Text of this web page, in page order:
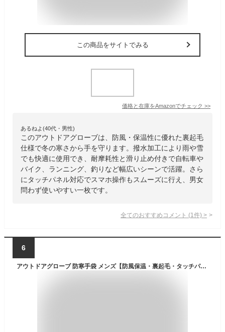
この商品をサイトでみる
価格と在庫をAmazonでチェック >>
あるねよ(40代・男性)
このアウトドアグローブは、防風・保温性に優れた裏起毛
仕様で冬の寒さから手を守ります。撥水加工により雨や雪
でも快適に使用でき、耐摩耗性と滑り止め付きで自転車や
バイク、ランニング、釣りなど幅広いシーンで活躍。さら
にタッチパネル対応でスマホ操作もスムーズに行え、男女
問わず使いやすい一枚です。
全てのおすすめコメント (1 件) >
6
アウトドアグローブ 防寒手袋 メンズ【防風保温・裏起毛・タッチパネル対応・撥水加工 】グローブ 冬 保温 グローブ 自転車グローブ 耐磨耗性 滑り止め 通勤 通学 バイクスポーツ ランニング 釣り 作業 スキー メンズ レディース(グレー, L)